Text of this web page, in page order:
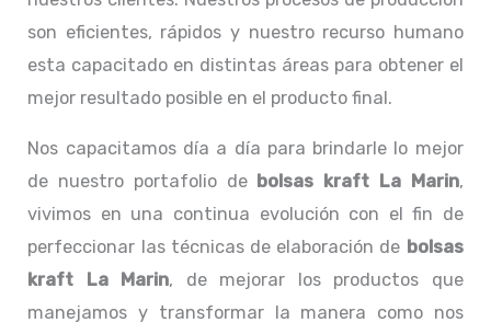
son eficientes, rápidos y nuestro recurso humano
esta capacitado en distintas áreas para obtener el
mejor resultado posible en el producto final.
Nos capacitamos día a día para brindarle lo mejor
de nuestro portafolio de bolsas kraft La Marin,
vivimos en una continua evolución con el fin de
perfeccionar las técnicas de elaboración de bolsas
kraft La Marin, de mejorar los productos que
manejamos y transformar la manera como nos